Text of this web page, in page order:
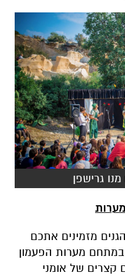
גרישפן
מזמינים אתכם
במתחם מערות הפעמון
קצרים של אומני